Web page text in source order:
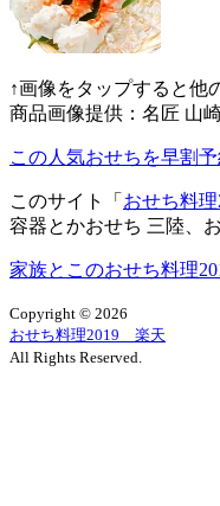
↑画像をタップすると他
商品画像提供：名匠 山
この人気おせちを早割予
このサイト「 おせち料
容器とかおせち 三陸、
家族とこのおせち料理
Copyright © 2026
おせち料理2019 楽天
All Rights Reserved.